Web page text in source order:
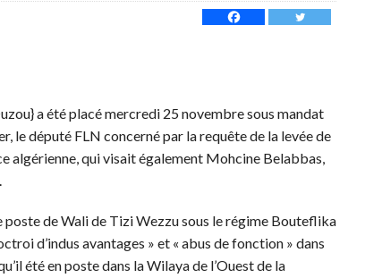
a été placé mercredi 25 novembre sous mandat
le député FLN concerné par la requête de la levée de
algérienne, qui visait également Mohcine Belabbas,
de Wali de Tizi Wezzu sous le régime Bouteflika
d’indus avantages » et « abus de fonction » dans
été en poste dans la Wilaya de l’Ouest de la